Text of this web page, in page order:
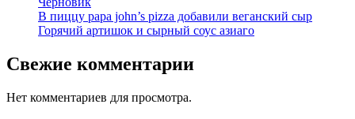
В пиццу papa john’s pizza добавили веганский сыр
Горячий артишок и сырный соус азиаго
Свежие комментарии
Нет комментариев для просмотра.